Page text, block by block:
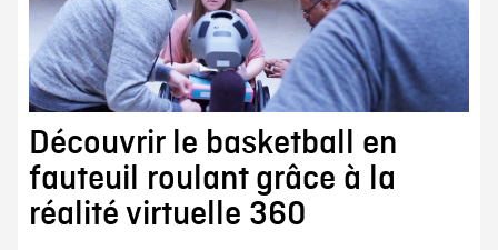
Découvrir le basketball en
fauteuil roulant grâce à la
réalité virtuelle 360